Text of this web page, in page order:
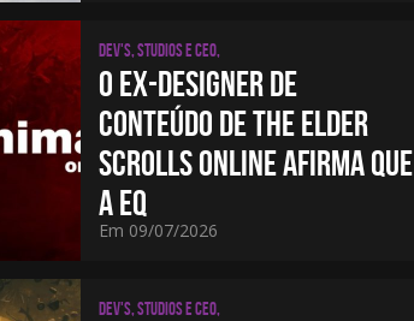
Dev's, studios e CEO,
O EX-DESIGNER DE
CONTEÚDO DE THE ELDER
SCROLLS ONLINE AFIRMA QUE
A EQ
Em 09/07/2026
Dev's, studios e CEO,